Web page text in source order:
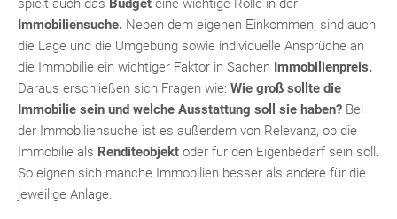
KLIS
spielt auch das Budget eine wichtige Rolle in der
Immobiliensuche. Neben dem eigenen Einkommen, sind auch
die Lage und die Umgebung sowie individuelle Ansprüche an
die Immobilie ein wichtiger Faktor in Sachen Immobilienpreis.
Daraus erschließen sich Fragen wie: Wie groß sollte die
Immobilie sein und welche Ausstattung soll sie haben? Bei
der Immobiliensuche ist es außerdem von Relevanz, ob die
Immobilie als Renditeobjekt oder für den Eigenbedarf sein soll.
So eignen sich manche Immobilien besser als andere für die
jeweilige Anlage.